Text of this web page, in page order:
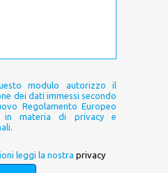
modulo autorizzo il
dei dati immessi secondo
Regolamento Europeo
in materia di privacy e
leggi la nostra privacy